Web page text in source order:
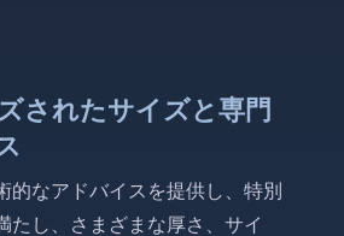
されたサイズと専門
的なアドバイスを提供し、特別
たし、さまざまな厚さ、サイ